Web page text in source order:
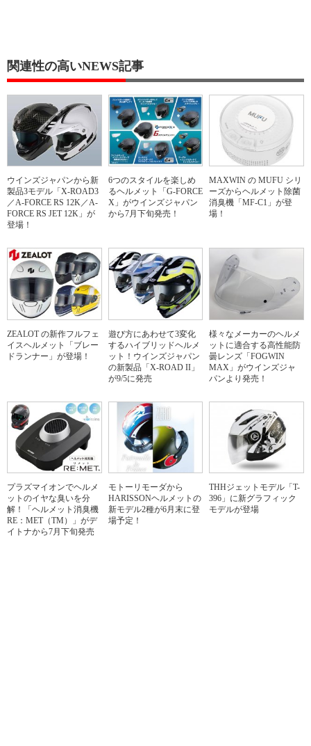
関連性の高いNEWS記事
ウインズジャパンから新
製品3モデル「X-ROAD3
／A-FORCE RS 12K／A-
FORCE RS JET 12K」が
登場！
6つのスタイルを楽しめ
るヘルメット「G-FORCE
X」がウインズジャパン
から7月下旬発売！
MAXWIN の MUFU シリ
ーズからヘルメット除菌
消臭機「MF-C1」が登
場！
ZEALOT の新作フルフェ
イスヘルメット「ブレー
ドランナー」が登場！
遊び方にあわせて3変化
するハイブリッドヘルメ
ット！ウインズジャパン
の新製品「X-ROAD II」
が9/5に発売
様々なメーカーのヘルメ
ットに適合する高性能防
曇レンズ「FOGWIN
MAX」がウインズジャ
パンより発売！
プラズマイオンでヘルメ
ットのイヤな臭いを分
解！「ヘルメット消臭機
RE：MET（TM）」がデ
イトナから7月下旬発売
モトーリモーダから
HARISSONヘルメットの
新モデル2種が6月末に登
場予定！
THHジェットモデル「T-
396」に新グラフィック
モデルが登場